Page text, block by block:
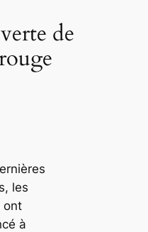
de
les
ont
à